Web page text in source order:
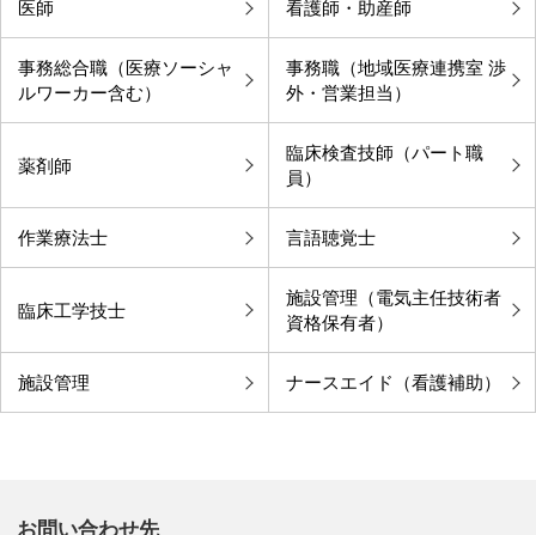
中部国際医療センターサイト
医師 看護師・助産師
事務総合職（医療ソーシャ
ルワーカー含む）
事務職（地域医療連携室 渉
外・営業担当）
薬剤師
臨床検査技師（パート職
員）
作業療法士 言語聴覚士
臨床工学技士
施設管理（電気主任技術者
資格保有者）
施設管理 ナースエイド（看護補助）